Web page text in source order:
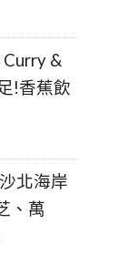
Curry &
!香蕉飲
北海岸
、萬